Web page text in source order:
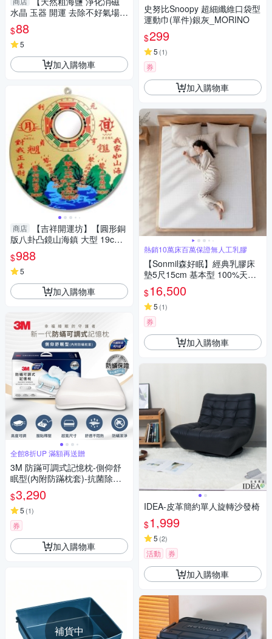
水晶 玉器 開運 去除不好氣場
每包約150公克】
$88
5
加入購物車
商店
【吉祥開運坊】【圓形銅
版八卦凸鏡山海鎮 大型 19cm
化屋外煞氣 】開光 擇日
$988
5
加入購物車
全館8折UP 滿額再送贈
3M 防蹣可調式記憶枕-側仰舒
眠型(內附防蹣枕套)-抗菌除臭
升級
$3,290
5 (1)
券
加入購物車
補貨中
史努比Snoopy 超細纖維口袋型
運動巾(單件)銀灰_MORINO
$299
5 (1)
券
加入購物車
熱銷10萬床百萬保證無人工乳膠
【Sonmil森好眠】經典乳膠床
墊5尺15cm 基本型 100%天然
乳膠床墊 雙人床墊
$16,500
5 (1)
券
加入購物車
IDEA-皮革簡約單人旋轉沙發椅
$1,999
5 (2)
活動 券
加入購物車